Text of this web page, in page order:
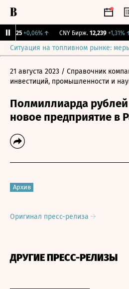
115,25 +0,06%↑ CNY Бирж. 12,239 +1,31% ↑
Ситуация на топливном рынке:
21 августа 2023 / Справочник
инвестиций, промышленности и
Полмиллиарда
новое предприятие в
Архив
Оригинал пресс-релиза
ДРУГИЕ ПРЕСС-РЕЛИЗЫ